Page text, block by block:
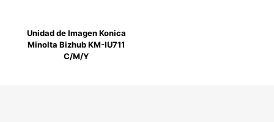
Unidad de Imagen Konica
Minolta Bizhub KM-IU711
C/M/Y